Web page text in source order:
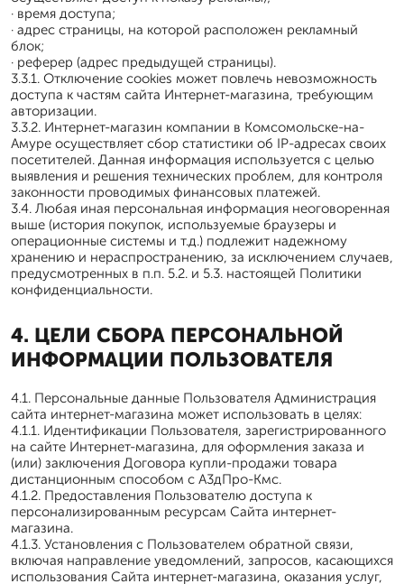
· время доступа;
· адрес страницы, на которой расположен рекламный
блок;
· реферер (адрес предыдущей страницы).
3.3.1. Отключение cookies может повлечь невозможность
доступа к частям сайта Интернет-магазина, требующим
авторизации.
3.3.2. Интернет-магазин компании в Комсомольске-на-
Амуре осуществляет сбор статистики об IP-адресах своих
посетителей. Данная информация используется с целью
выявления и решения технических проблем, для контроля
законности проводимых финансовых платежей.
3.4. Любая иная персональная информация неоговоренная
выше (история покупок, используемые браузеры и
операционные системы и т.д.) подлежит надежному
хранению и нераспространению, за исключением случаев,
предусмотренных в п.п. 5.2. и 5.3. настоящей Политики
конфиденциальности.
4. ЦЕЛИ СБОРА ПЕРСОНАЛЬНОЙ
ИНФОРМАЦИИ ПОЛЬЗОВАТЕЛЯ
4.1. Персональные данные Пользователя Администрация
сайта интернет-магазина может использовать в целях:
4.1.1. Идентификации Пользователя, зарегистрированного
на сайте Интернет-магазина, для оформления заказа и
(или) заключения Договора купли-продажи товара
дистанционным способом с А3дПро-Кмс.
4.1.2. Предоставления Пользователю доступа к
персонализированным ресурсам Сайта интернет-
магазина.
4.1.3. Установления с Пользователем обратной связи,
включая направление уведомлений, запросов, касающихся
использования Сайта интернет-магазина, оказания услуг,